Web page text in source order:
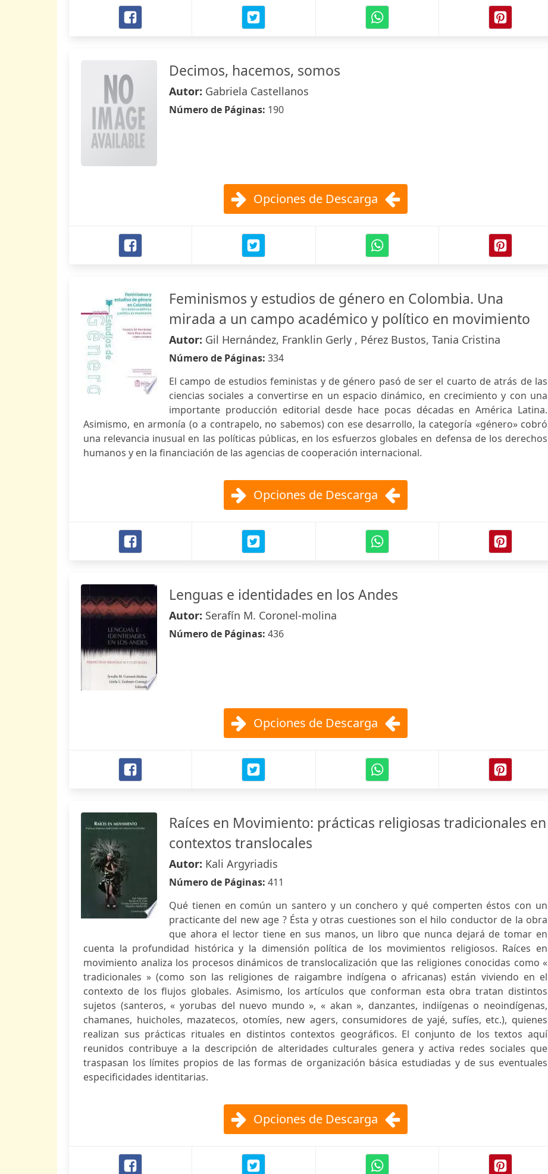
Decimos, hacemos, somos
Autor: Gabriela Castellanos
Número de Páginas: 190
Opciones de Descarga
Feminismos y estudios de género en Colombia. Una
mirada a un campo académico y político en movimiento
Autor: Gil Hernández, Franklin Gerly , Pérez Bustos, Tania Cristina
Número de Páginas: 334
El campo de estudios feministas y de género pasó de ser el cuarto de atrás de las
ciencias sociales a convertirse en un espacio dinámico, en crecimiento y con una
importante producción editorial desde hace pocas décadas en América Latina.
Asimismo, en armonía (o a contrapelo, no sabemos) con ese desarrollo, la categoría «género» cobró
una relevancia inusual en las políticas públicas, en los esfuerzos globales en defensa de los derechos
humanos y en la financiación de las agencias de cooperación internacional.
Opciones de Descarga
Lenguas e identidades en los Andes
Autor: Serafín M. Coronel-molina
Número de Páginas: 436
Opciones de Descarga
Raíces en Movimiento: prácticas religiosas tradicionales en
contextos translocales
Autor: Kali Argyriadis
Número de Páginas: 411
Qué tienen en común un santero y un conchero y qué comperten éstos con un
practicante del new age ? Ésta y otras cuestiones son el hilo conductor de la obra
que ahora el lector tiene en sus manos, un libro que nunca dejará de tomar en
cuenta la profundidad histórica y la dimensión política de los movimientos religiosos. Raíces en
movimiento analiza los procesos dinámicos de translocalización que las religiones conocidas como «
tradicionales » (como son las religiones de raigambre indígena o africanas) están viviendo en el
contexto de los flujos globales. Asimismo, los artículos que conforman esta obra tratan distintos
sujetos (santeros, « yorubas del nuevo mundo », « akan », danzantes, indiígenas o neoindígenas,
chamanes, huicholes, mazatecos, otomíes, new agers, consumidores de yajé, sufíes, etc.), quienes
realizan sus prácticas rituales en distintos contextos geográficos. El conjunto de los textos aquí
reunidos contribuye a la descripción de alteridades culturales genera y activa redes sociales que
traspasan los límites propios de las formas de organización básica estudiadas y de sus eventuales
especificidades identitarias.
Opciones de Descarga